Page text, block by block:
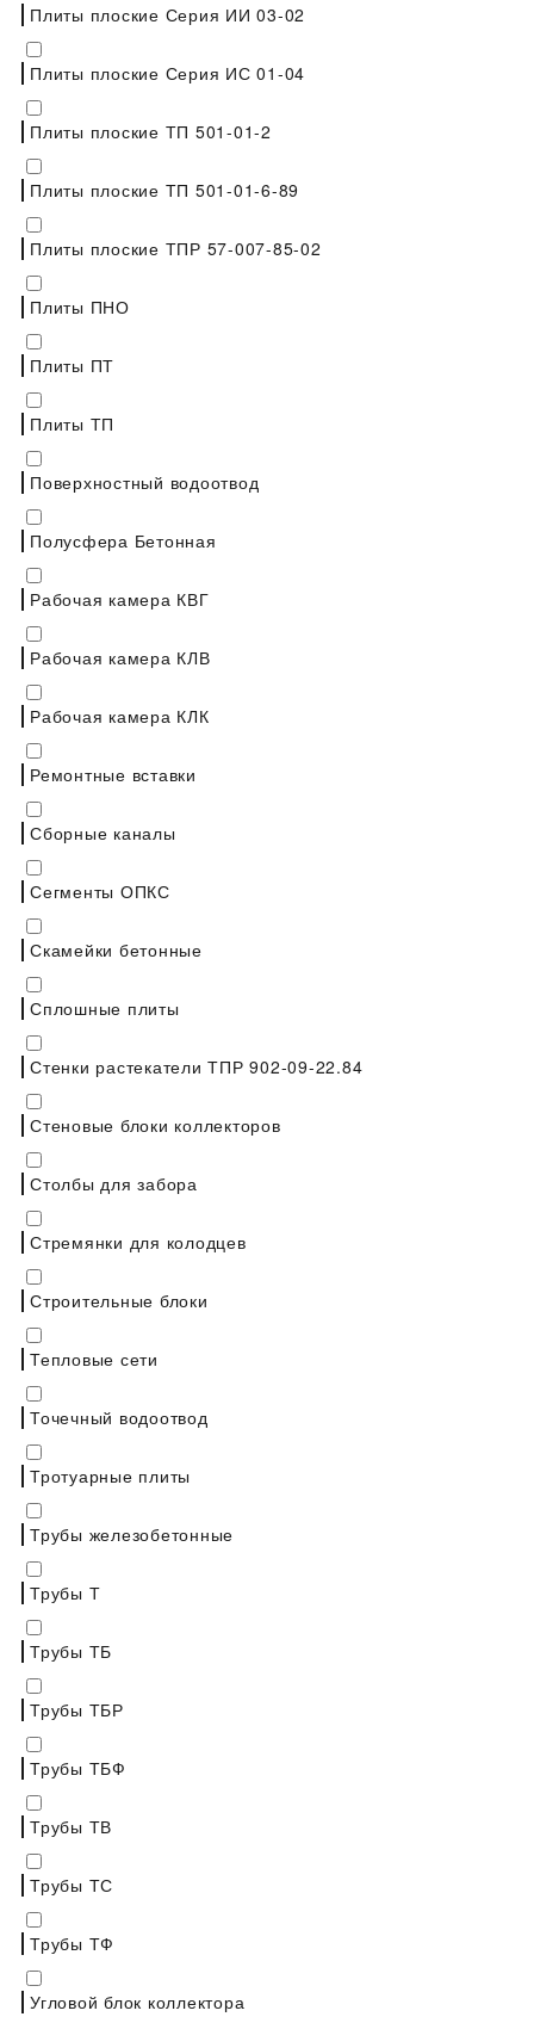
Плиты плоские Серия ИИ 03-02
Плиты плоские Серия ИС 01-04
Плиты плоские ТП 501-01-2
Плиты плоские ТП 501-01-6-89
Плиты плоские ТПР 57-007-85-02
Плиты ПНО
Плиты ПТ
Плиты ТП
Поверхностный водоотвод
Полусфера Бетонная
Рабочая камера КВГ
Рабочая камера КЛВ
Рабочая камера КЛК
Ремонтные вставки
Сборные каналы
Сегменты ОПКС
Скамейки бетонные
Сплошные плиты
Стенки растекатели ТПР 902-09-22.84
Стеновые блоки коллекторов
Столбы для забора
Стремянки для колодцев
Строительные блоки
Тепловые сети
Точечный водоотвод
Тротуарные плиты
Трубы железобетонные
Трубы Т
Трубы ТБ
Трубы ТБР
Трубы ТБФ
Трубы ТВ
Трубы ТС
Трубы ТФ
Угловой блок коллектора